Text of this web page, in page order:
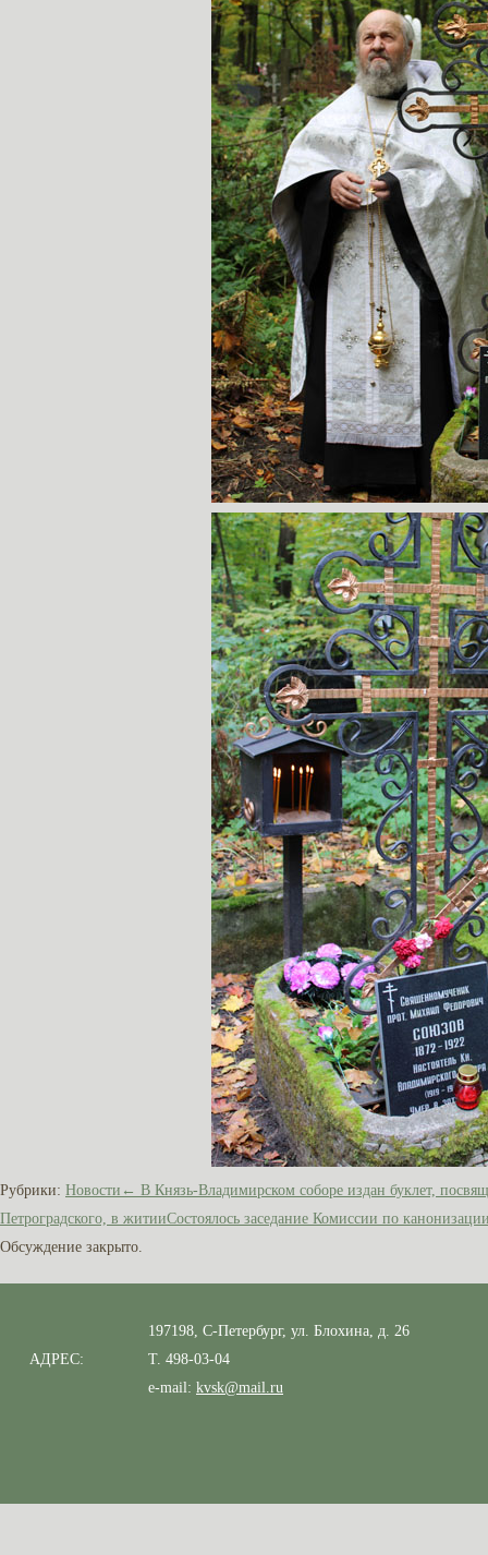
Рубрики: Новости ← В Князь-Владимирском соборе издан буклет,
Петроградского, в житииСостоялось заседание Комиссии по
Обсуждение закрыто.
АДРЕС:
197198, С-Петербург, ул. Блохина, д. 26
Т. 498-03-04
e-mail: kvsk@mail.ru